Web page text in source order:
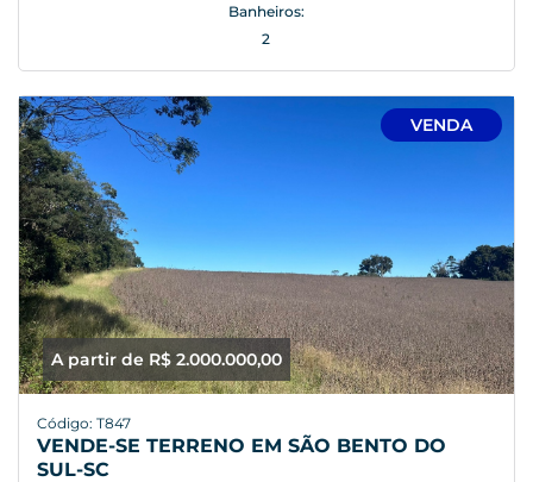
Banheiros:
2
A partir de R$ 2.000.000,00
VENDA
Código: T847
VENDE-SE TERRENO EM SÃO BENTO DO
SUL-SC